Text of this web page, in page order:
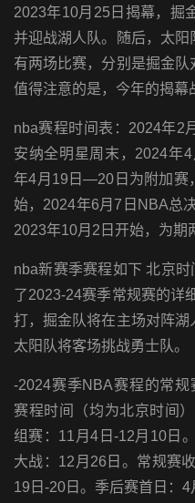
2023年10月25日揭幕，掘
并迎战湖人队。随后，太
有两场比赛，分别是掘金队
值得注意的是，今年的揭幕
nba赛程时间表：2024年2
安纳全明星周末，2024年
年4月19日—20日为附加赛
始，2024年6月7日NBA总
2023年10月2日开始，为期
nba新赛季赛程如下 北京时
了2023-24赛季常规赛的详
打，掘金队将在主场对阵
太阳队将客场挑战勇士队。
-2024赛季NBA赛程的常
赛程时间（均为北京时间
组赛：11月4日-12月10日
大战：12月26日。常规赛
19日-20日。季后赛首日：4